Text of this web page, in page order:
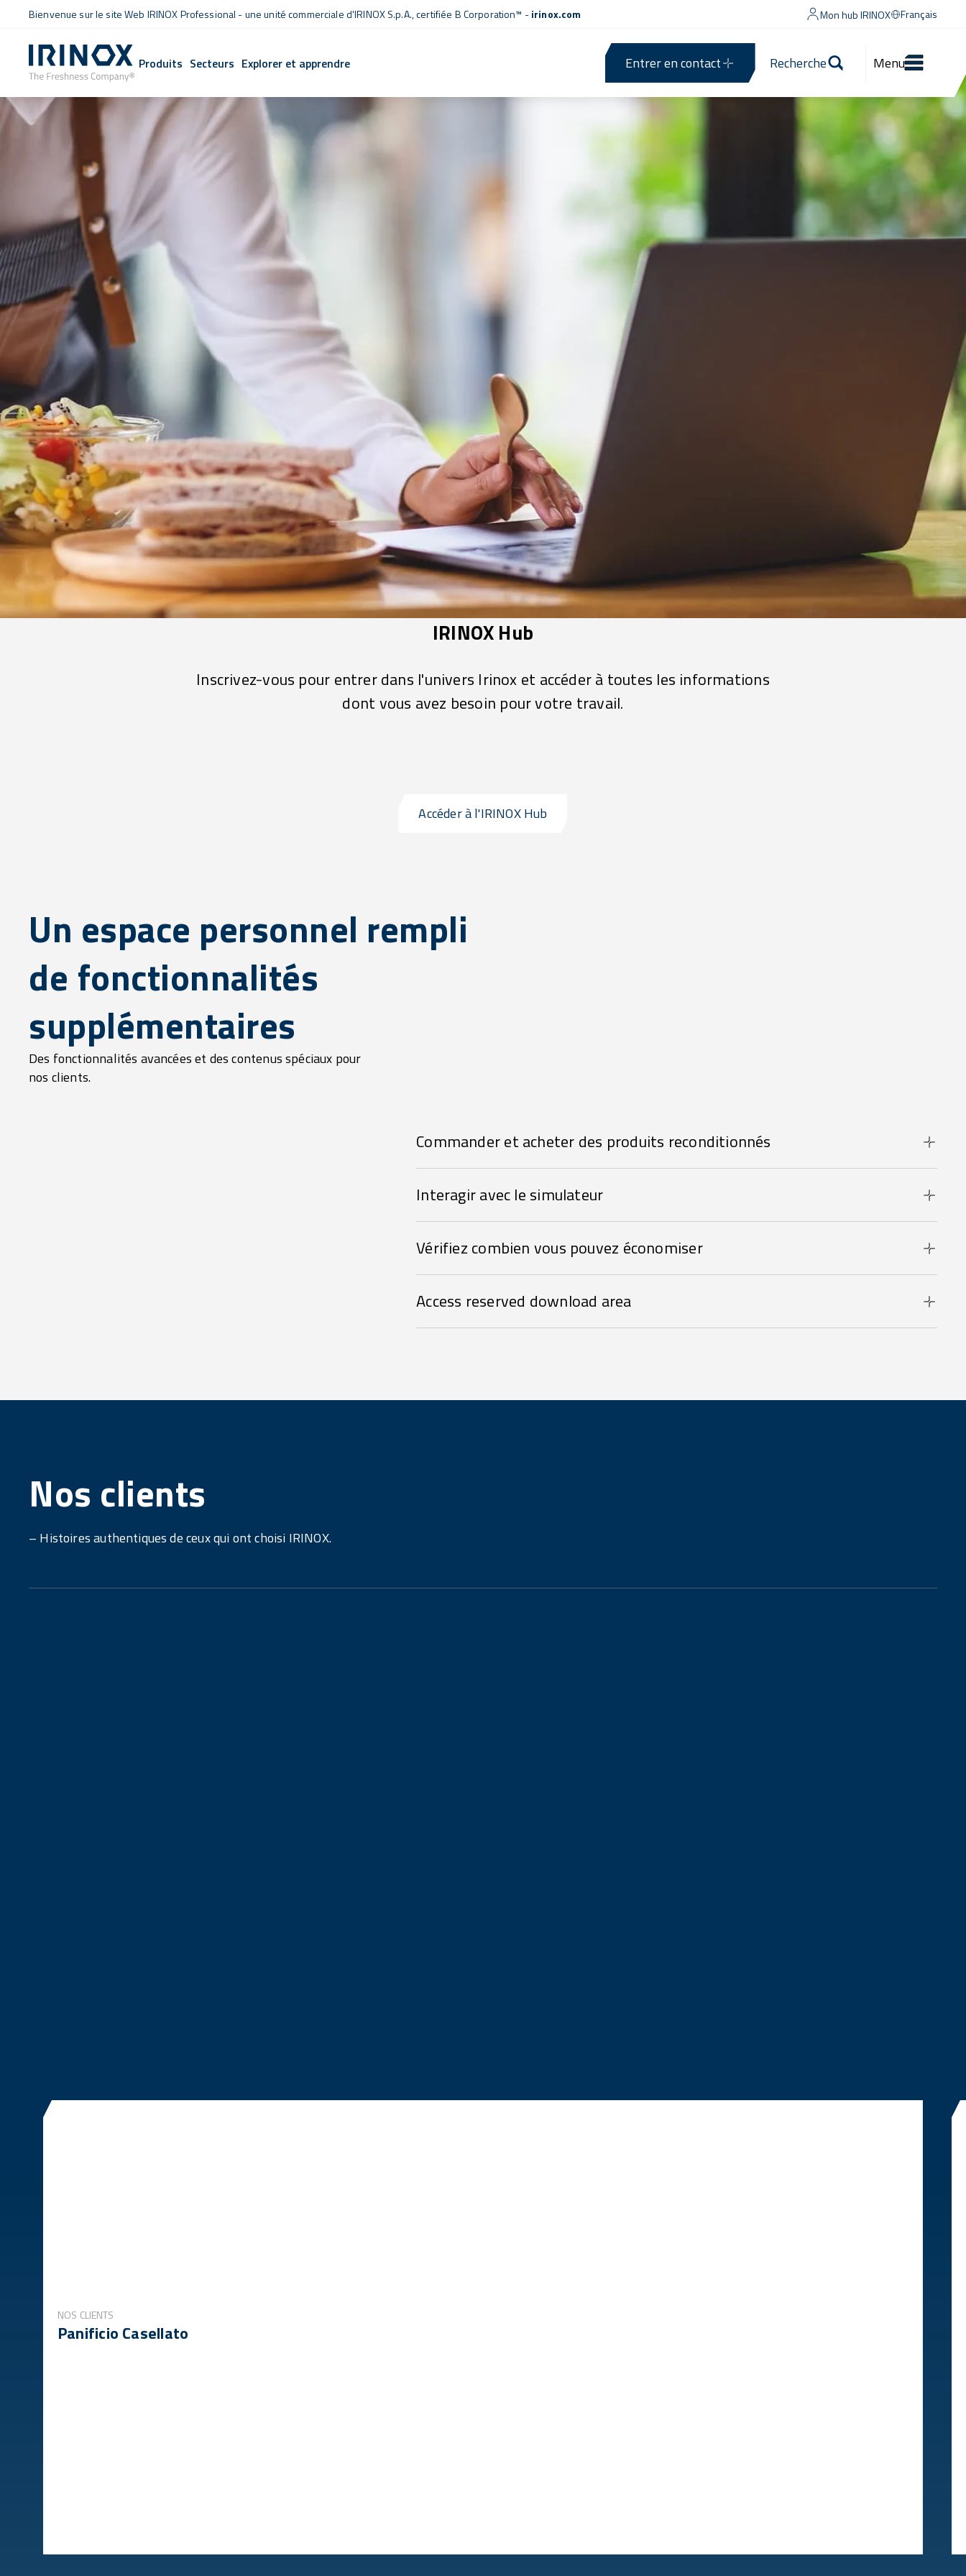
Bienvenue sur le site Web IRINOX Professional - une unité commerciale d'IRINOX S.p.A.,certifiée B Corporation™ -irinox.com Mon hub IRINOX Français
Produits Secteurs Explorer et apprendre Entrer en contact Recherche Menu
IRINOX Hub
Inscrivez-vous pour entrer dans l'univers Irinox et accéder à toutes les informations
dont vous avez besoin pour votre travail.
Accéder à l'IRINOX Hub
Un espace personnel rempli
de fonctionnalités
supplémentaires
Des fonctionnalités avancées et des contenus spéciaux pour
nos clients.
Commander et acheter des produits reconditionnés
Interagir avec le simulateur
Vérifiez combien vous pouvez économiser
Access reserved download area
Nos clients
– Histoires authentiques de ceux qui ont choisi IRINOX.
NOS CLIENTS
Panificio Casellato